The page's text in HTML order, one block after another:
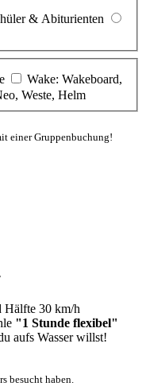
& Abiturienten
Wake: Wakeboard,
Weste, Helm
einer Gruppenbuchung!
Hälfte 30 km/h
"1 Stunde flexibel"
aufs Wasser willst!
besucht haben.